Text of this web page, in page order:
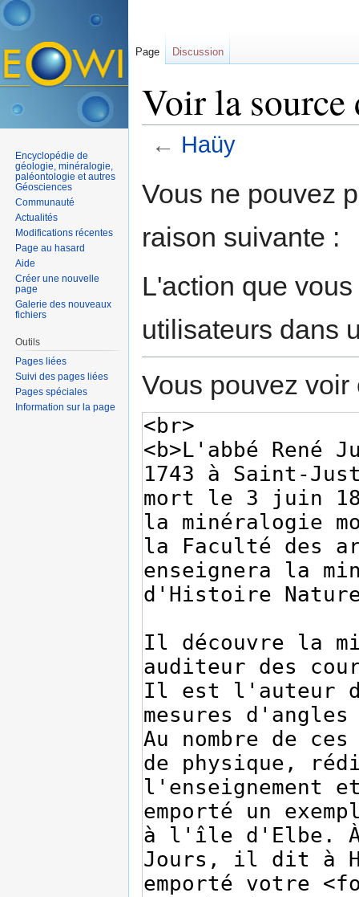
Voir la source
← Haüy
Vous ne pouvez
raison suivante :
L'action que
utilisateurs dans
Vous pouvez
Page Discussion
Encyclopédie de
géologie, minéralogie,
paléontologie et autres
Géosciences
Communauté
Actualités
Modifications récentes
Page au hasard
Aide
Créer une nouvelle
page
Galerie des nouveaux
fichiers
Outils
Pages liées
Suivi des pages liées
Pages spéciales
Information sur la page